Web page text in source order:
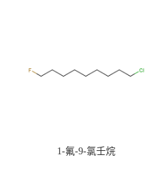
1-氟-9-氯壬烷